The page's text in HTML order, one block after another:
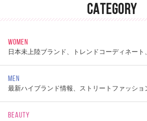
CATEGORY
WOMEN
日本未上陸ブランド、トレンドコーディネート
MEN
最新ハイブランド情報、ストリートファッショ
BEAUTY